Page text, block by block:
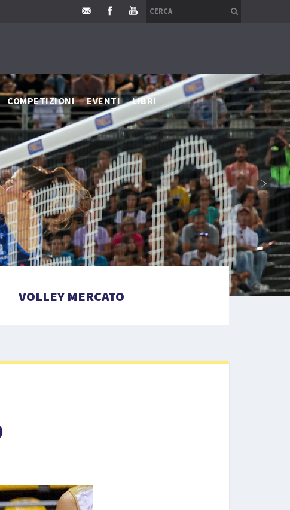
COMPETIZIONI EVENTI LIBRI
›
VOLLEY MERCATO